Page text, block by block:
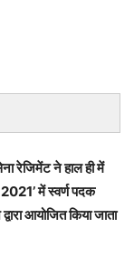
रेजिमेंट ने हाल ही में
में स्वर्ण पदक
आयोजित किया जाता